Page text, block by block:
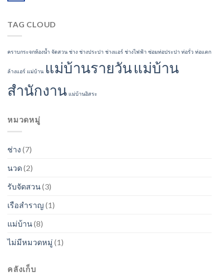
TAG CLOUD
คราบกระจกห้องน้ำ จัดสวน ช่าง ช่างประปา ช่างแอร์ ช่างไฟฟ้า ซ่อมท่อประปา ท่อรั่ว ท่อแตก
ล้างแอร์ แม่บ้าน แม่บ้านรายวันแม่บ้าน
สำนักงาน แม่บ้านอิสระ
หมวดหมู่
ช่าง (7)
นวด(2)
รับจัดสวน(3)
เรือสำราญ (1)
แม่บ้าน(8)
ไม่มีหมวดหมู่ (1)
คลังเก็บ